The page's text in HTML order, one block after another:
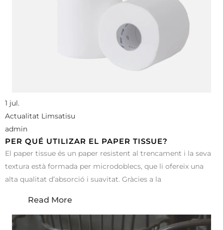
1 jul.
Actualitat Limsatisu
admin
PER QUÉ UTILIZAR EL PAPER TISSUE?
El paper tissue és un paper resistent al trencament i la seva
textura està formada per microdoblecs, que li ofereix una
alta qualitat d’absorció i suavitat. Gràcies a la
Read More